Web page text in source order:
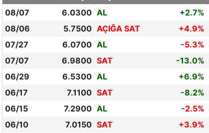
08/07 6.0300 AL +2.7%
08/06
5.7500 AÇIĞA SAT +4.9%
07/27
6.0700 AL -5.3%
07/07
6.9800 SAT -13.0%
06/29
6.5300 AL +6.9%
06/17
7.1100 SAT -8.2%
06/15
7.2900 AL -2.5%
06/10
7.0150 SAT +3.9%